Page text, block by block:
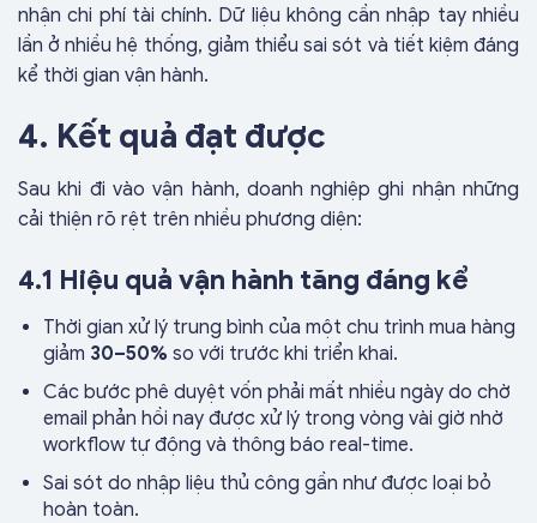
nhận chi phí tài chính. Dữ liệu không cần nhập tay nhiều
lần ở nhiều hệ thống, giảm thiểu sai sót và tiết kiệm đáng
kể thời gian vận hành.
4. Kết quả đạt được
Sau khi đi vào vận hành, doanh nghiệp ghi nhận những
cải thiện rõ rệt trên nhiều phương diện:
4.1 Hiệu quả vận hành tăng đáng kể
Thời gian xử lý trung bình của một chu trình mua hàng
giảm 30–50% so với trước khi triển khai.
Các bước phê duyệt vốn phải mất nhiều ngày do chờ
email phản hồi nay được xử lý trong vòng vài giờ nhờ
workflow tự động và thông báo real-time.
Sai sót do nhập liệu thủ công gần như được loại bỏ
hoàn toàn.